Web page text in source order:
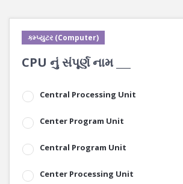
કમ્પ્યુટર (Computer)
CPU નું સંપૂર્ણ નામ ___
Central Processing Unit
Center Program Unit
Central Program Unit
Center Processing Unit